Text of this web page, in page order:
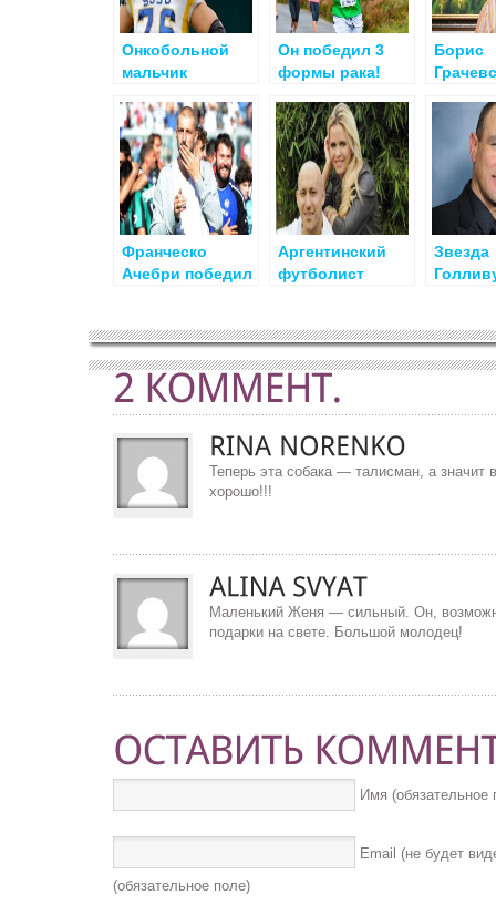
Онкобольной
мальчик
футболиста
Он победил 3
формы рака!
Борис
Франческо
Ачебри победил
Аргентинский
футболист
Звезда
кожи!
Теперь эта собака — талисман, а значит
хорошо!!!
Маленький Женя — сильный. Он,
подарки на свете. Большой молодец!
Имя (обязательное
Email (не будет
(обязательное поле)